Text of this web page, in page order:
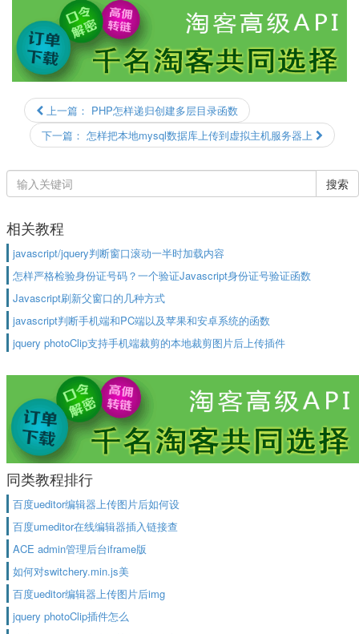
上一篇： PHP怎样递归创建多层目录函数
下一篇： 怎样把本地mysql数据库上传到虚拟主机服务器上
搜索
相关教程
javascript/jquery判断窗口滚动一半时加载内容
怎样严格检验身份证号码？一个验证Javascript身份证号验证函数
Javascript刷新父窗口的几种方式
javascript判断手机端和PC端以及苹果和安卓系统的函数
jquery photoClip支持手机端裁剪的本地裁剪图片后上传插件
同类教程排行
百度ueditor编辑器上传图片后如何设
百度umeditor在线编辑器插入链接查
ACE admin管理后台iframe版
如何对switchery.min.js美
百度ueditor编辑器上传图片后img
jquery photoClip插件怎么